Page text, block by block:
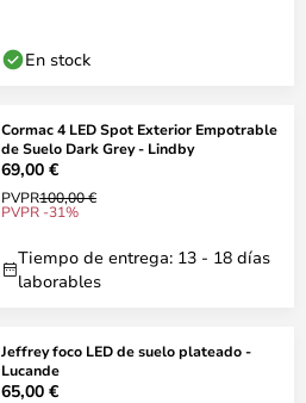
En stock
Cormac 4 LED Spot Exterior Empotrable
de Suelo Dark Grey - Lindby
69,00 €
PVPR100,00 €
PVPR -31%
Tiempo de entrega: 13 - 18 días
laborables
Jeffrey foco LED de suelo plateado -
Lucande
65,00 €